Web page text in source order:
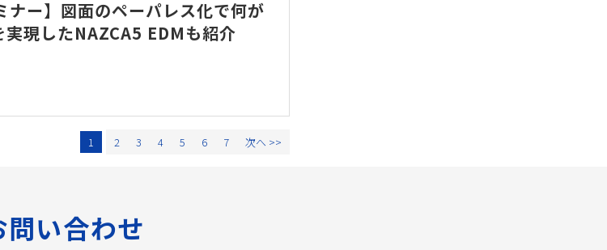
ナー】図面のペーパレス化で何が
現したNAZCA5 EDMも紹介
1 2 3 4 5 6 7 次へ >>
問い合わせ